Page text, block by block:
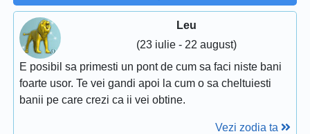
Leu
(23 iulie - 22 august)
E posibil sa primesti un pont de cum sa faci niste bani
foarte usor. Te vei gandi apoi la cum o sa cheltuiesti
banii pe care crezi ca ii vei obtine.
Vezi zodia ta